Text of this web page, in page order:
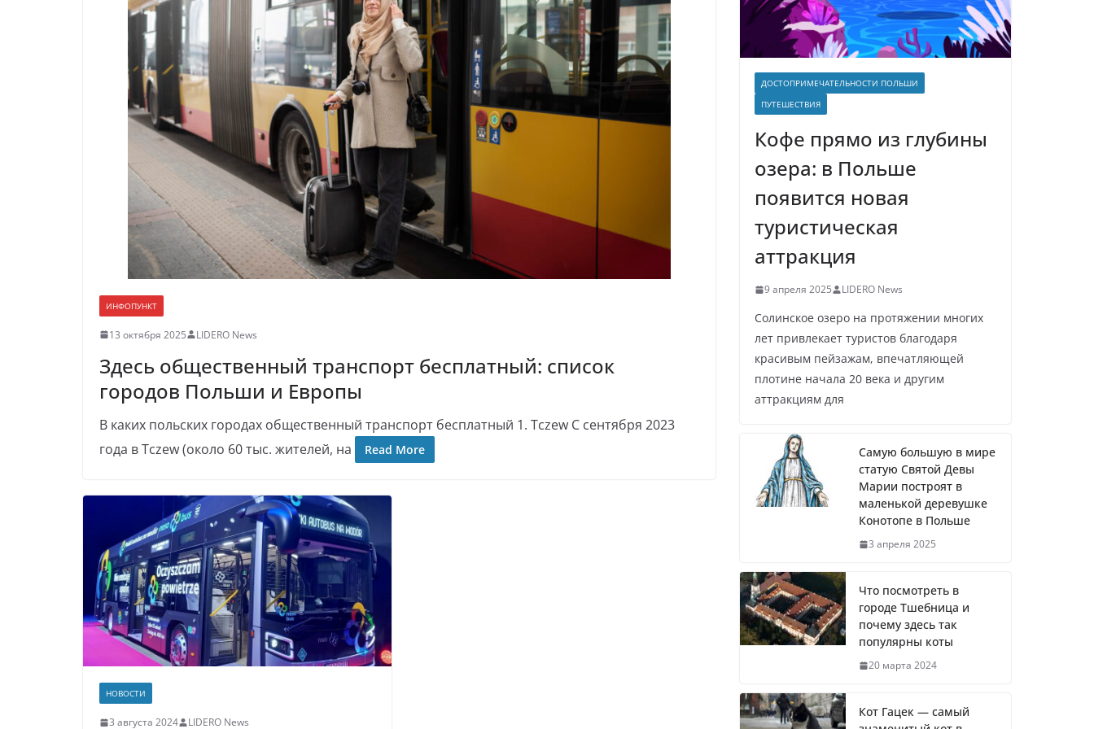
ИНФОПУНКТ
13 октября 2025 LIDERO News
Здесь общественный транспорт бесплатный: список
городов Польши и Европы
В каких польских городах общественный транспорт бесплатный 1. Tczew С сентября 2023
года в Tczew (около 60 тыс. жителей, на
Read More
НОВОСТИ
3 августа 2024 LIDERO News
ДОСТОПРИМЕЧАТЕЛЬНОСТИ ПОЛЬШИ
ПУТЕШЕСТВИЯ
Кофе прямо из глубины
озера: в Польше
появится новая
туристическая
аттракция
9 апреля 2025 LIDERO News
Солинское озеро на протяжении многих
лет привлекает туристов благодаря
красивым пейзажам, впечатляющей
плотине начала 20 века и другим
аттракциям для
Самую большую в мире
статую Святой Девы
Марии построят в
маленькой деревушке
Конотопе в Польше
3 апреля 2025
Что посмотреть в
городе Тшебница и
почему здесь так
популярны коты
20 марта 2024
Кот Гацек — самый